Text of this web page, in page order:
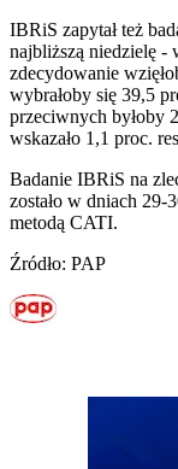
IBRiS zapytał też
najbliższą niedzielę -
zdecydowanie
wybrałoby się 39,5
przeciwnych byłoby
wskazało 1,1 proc.
Badanie IBRiS na
zostało w dniach 29-
metodą CATI.
Źródło: PAP